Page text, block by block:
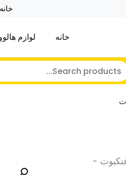
خانه
ولن تاین
نایکر توی فروش عمده
خانه لوازم